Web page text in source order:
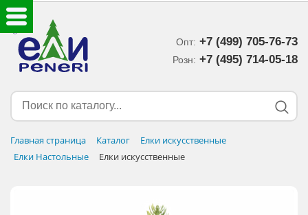
Опт: +7 (499) 705-76-73
Розн: +7 (495) 714-05-18‬
Главная страница Каталог
Елки искусственные
Елки Настольные
Елки искусственные
ЕЛКИ ИСКУССТВЕННЫЕ
ЕЛОЧНЫЕ УКРАШЕНИЯ